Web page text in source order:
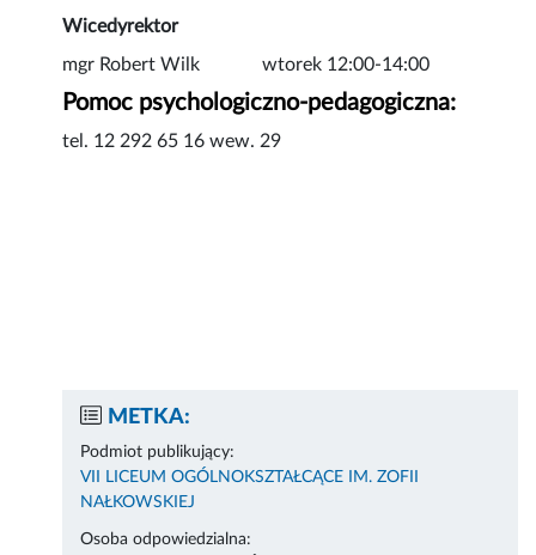
Wicedyrektor
mgr Robert Wilk wtorek 12:00-14:00
Pomoc psychologiczno-pedagogiczna:
tel. 12 292 65 16 wew. 29
METKA:
Podmiot publikujący:
VII LICEUM OGÓLNOKSZTAŁCĄCE IM. ZOFII
NAŁKOWSKIEJ
Osoba odpowiedzialna: